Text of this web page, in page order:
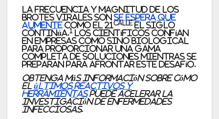
La frecuencia y magnitud de los
brotes virales son se espera que
aumente como el 21 calle El siglo
continúa.1Los científicos confían
en empresas como Sino Biological
para proporcionar una gama
completa de soluciones mientras se
preparan para afrontar este desafío.
Obtenga más información sobre cómo
el últimos reactivos y
herramientaspuede acelerar la
investigación de enfermedades
infecciosas.